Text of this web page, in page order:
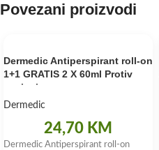
Povezani proizvodi
Dermedic Antiperspirant roll-on
1+1 GRATIS 2 X 60ml Protiv
znojenja
Dermedic
24,70 KM
Dermedic Antiperspirant roll-on